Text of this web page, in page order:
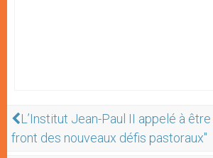
L’Institut Jean-Paul II appelé à
front des nouveaux défis pastoraux"